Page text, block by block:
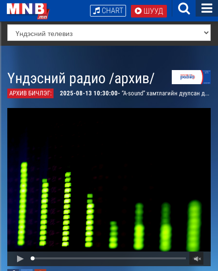
ШУУД
CHART
Үндэсний радио /архив/
АРХИВ БИЧЛЭГ: 2025-08-13 10:30:00- “A-sound” хамтлагийн дуулсан дуучин “Чин зүрхний хайр” дуу